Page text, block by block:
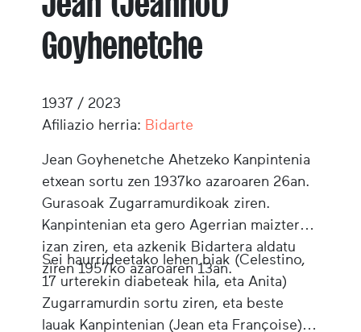
Goyhenetche
1937 / 2023
Afiliazio herria: Bidarte
Jean Goyhenetche Ahetzeko Kanpintenia
etxean sortu zen 1937ko azaroaren 26an.
Gurasoak Zugarramurdikoak ziren.
Kanpintenian eta gero Agerrian maizter
izan ziren, eta azkenik Bidartera aldatu
ziren 1957ko azaroaren 13an.
Sei haurrideetako lehen biak (Celestino,
17 urterekin diabeteak hila, eta Anita)
Zugarramurdin sortu ziren, eta beste
lauak Kanpintenian (Jean eta Françoise)